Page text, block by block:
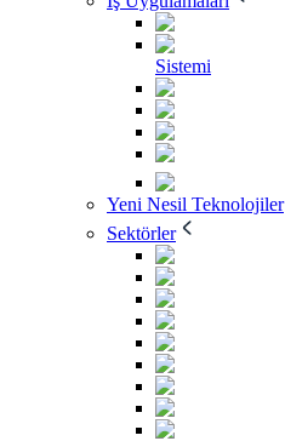
Sistemi
Yeni Nesil Teknolojiler
Sektörler